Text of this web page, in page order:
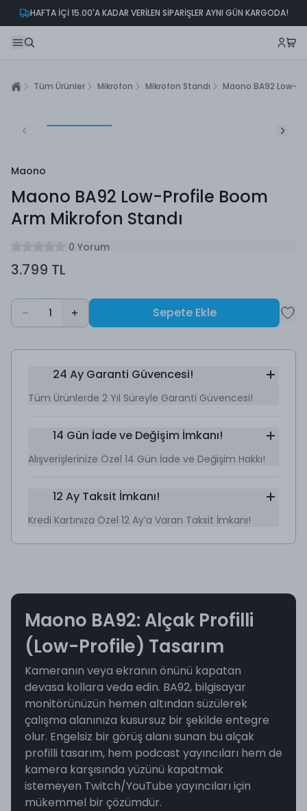
HAFTA İÇİ 15.00'A KADAR VERİLEN SİPARİŞLER AYNI GÜN KARGODA!
Tüm Ürünler Mikrofon Mikrofon Standı Maono BA92 Low-
Maono
Maono BA92 Low-Profile Boom
Arm Mikrofon Standı
0 Yorum
3.799 TL
1 Sepete Ekle
24 Ay Garanti Güvencesi!
Tüm Ürünlerde 2 Yıl Süreyle Garanti Güvencesi!
14 Gün İade ve Değişim İmkanı!
Alışverişlerinize Özel 14 Gün İade ve Değişim Hakkı!
12 Ay Taksit İmkanı!
Kredi Kartınıza Özel 12 Ay’a Varan Taksit İmkanı!
Maono BA92: Alçak Profilli
(Low-Profile) Tasarım
Kameranın veya ekranın önünü kapatan
devasa kollara veda edin. BA92, bilgisayar
monitörünüzün hemen altından süzülerek
çalışma alanınıza kusursuz bir şekilde entegre
olur. Engelsiz bir görüş alanı sunan bu alçak
profilli tasarım, hem podcast yayıncıları hem de
kamera karşısında yüzünü kapatmak
istemeyen Twitch/YouTube yayıncıları için
mükemmel bir çözümdür.